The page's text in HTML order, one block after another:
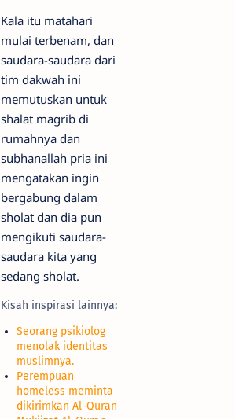
Kala itu matahari
mulai terbenam, dan
saudara-saudara dari
tim dakwah ini
memutuskan untuk
shalat magrib di
rumahnya dan
subhanallah pria ini
mengatakan ingin
bergabung dalam
sholat dan dia pun
mengikuti saudara-
saudara kita yang
sedang sholat.
Kisah inspirasi lainnya:
Seorang psikiolog
menolak identitas
muslimnya.
Perempuan
homeless meminta
dikirimkan Al-Quran